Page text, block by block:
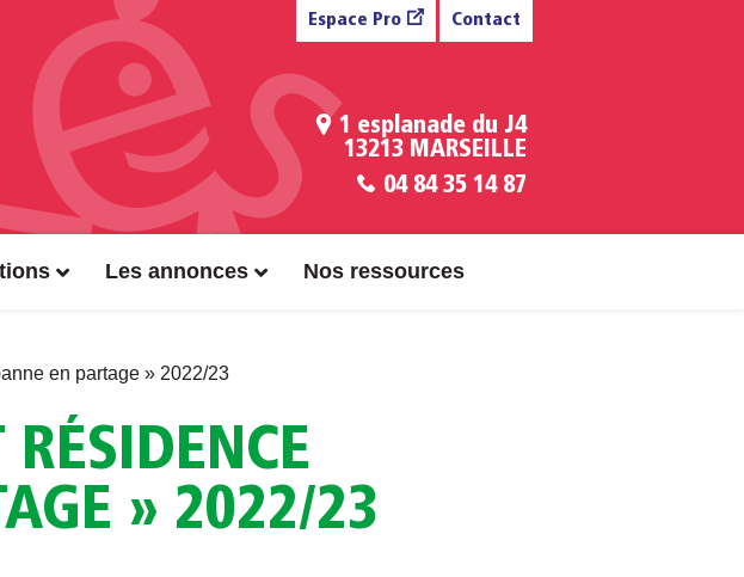
Espace Pro Contact
1 esplanade du J4
13213 MARSEILLE
04 84 35 14 87
Les annonces Nos ressources
en partage » 2022/23
» 2022/23